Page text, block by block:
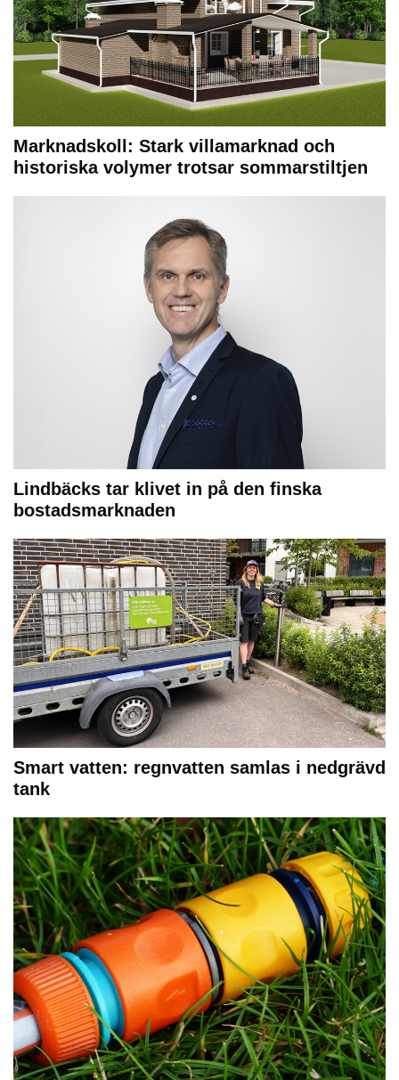
Marknadskoll: Stark villamarknad och
historiska volymer trotsar sommarstiltjen
Lindbäcks tar klivet in på den finska
bostadsmarknaden
Smart vatten: regnvatten samlas i nedgrävd
tank